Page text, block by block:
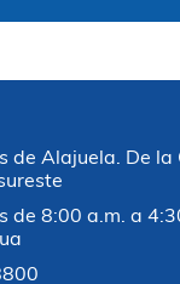
de Alajuela. De la
de 8:00 a.m. a